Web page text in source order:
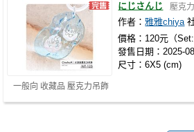
一般向 收藏品 壓克力吊飾
にじさんじ 壓克
作者：雅雅chiya
價格：120元（
發售日期：2025-
尺寸：6X5 (cm)